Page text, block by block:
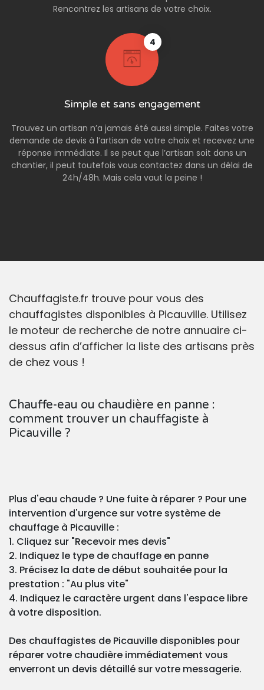
Rencontrez les artisans de votre choix.
4
Simple et sans engagement
Trouvez un artisan n’a jamais été aussi simple. Faites votre
demande de devis à l’artisan de votre choix et recevez une
réponse immédiate. Il se peut que l’artisan soit dans un
chantier, il peut toutefois vous contactez dans un délai de
24h/48h. Mais cela vaut la peine !
Chauffagiste.fr trouve pour vous des
chauffagistes disponibles à Picauville. Utilisez
le moteur de recherche de notre annuaire ci-
dessus afin d’afficher la liste des artisans près
de chez vous !
Chauffe-eau ou chaudière en panne :
comment trouver un chauffagiste à
Picauville ?
Plus d'eau chaude ? Une fuite à réparer ? Pour une
intervention d'urgence sur votre système de
chauffage à Picauville :
1. Cliquez sur "Recevoir mes devis"
2. Indiquez le type de chauffage en panne
3. Précisez la date de début souhaitée pour la
prestation : "Au plus vite"
4. Indiquez le caractère urgent dans l'espace libre
à votre disposition.
Des chauffagistes de Picauville disponibles pour
réparer votre chaudière immédiatement vous
enverront un devis détaillé sur votre messagerie.